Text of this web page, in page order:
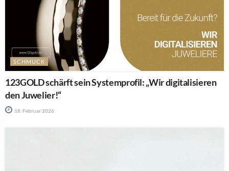
SCHMUCK
123GOLD schärft sein Systemprofil: „Wir digitalisieren
den Juwelier!“
18. Februar 2026